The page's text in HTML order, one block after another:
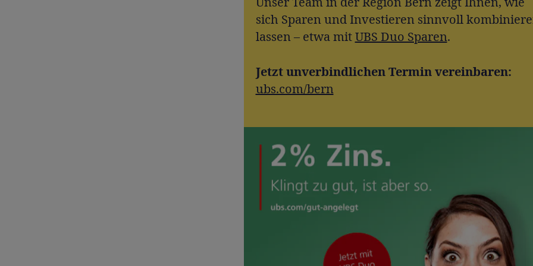
sich Sparen und Investieren sinnvoll
lassen – etwa mitUBS Duo Sparen.
Jetzt unverbindlichen Termin vereinbaren:
ubs.com/bern